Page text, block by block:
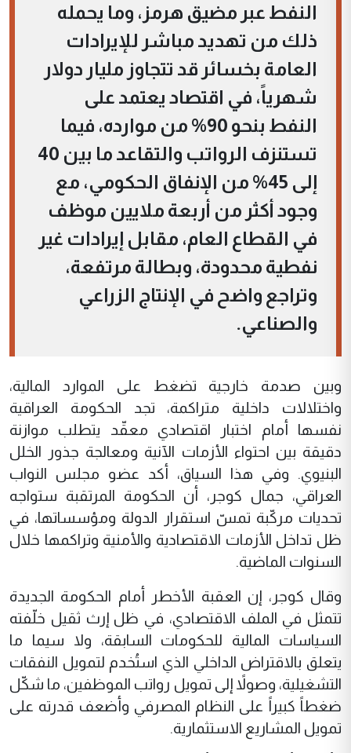
النفط عبر مضيق هرمز، وما يحمله
ذلك من تهديد مباشر للإيرادات
العامة بخسائر قد تتجاوز مليار دولار
شهرياً، في اقتصاد يعتمد على
النفط بنحو 90% من موارده، فيما
تستنزف الرواتب والتقاعد ما بين 40
إلى 45% من الإنفاق الحكومي، مع
وجود أكثر من أربعة ملايين موظف
في القطاع العام، مقابل إيرادات غير
نفطية محدودة، وبطالة مرتفعة،
وتراجع واضح في الإنتاج الزراعي
والصناعي.
وبين صدمة خارجية تضغط على الموارد المالية،
واختلالات داخلية متراكمة، تجد الحكومة العراقية
نفسها أمام اختبار اقتصادي معقّد يتطلب موازنة
دقيقة بين احتواء الأزمات الآنية ومعالجة جذور الخلل
البنيوي. وفي هذا السياق، أكد عضو مجلس النواب
العراقي، جمال كوجر، أن الحكومة المرتقبة ستواجه
تحديات مركّبة تمسّ استقرار الدولة ومؤسساتها، في
ظل تداخل الأزمات الاقتصادية والأمنية وتراكمها خلال
السنوات الماضية.
وقال كوجر، إن العقبة الأخطر أمام الحكومة الجديدة
تتمثل في الملف الاقتصادي، في ظل إرث ثقيل خلّفته
السياسات المالية للحكومات السابقة، ولا سيما ما
يتعلق بالاقتراض الداخلي الذي استُخدم لتمويل النفقات
التشغيلية، وصولاً إلى تمويل رواتب الموظفين، ما شكّل
ضغطاً كبيراً على النظام المصرفي وأضعف قدرته على
تمويل المشاريع الاستثمارية.